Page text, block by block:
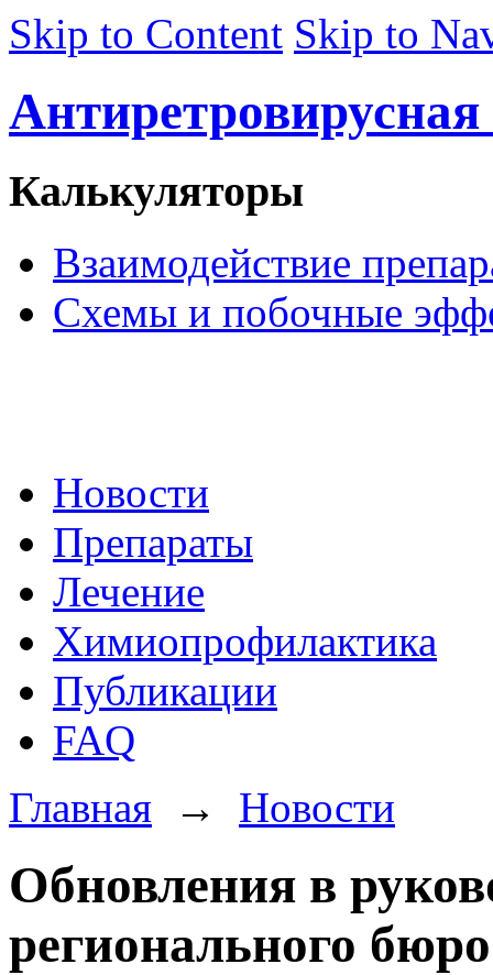
Skip to Content Skip to
Калькуляторы
Взаимодействие
Схемы и побочные
Новости
Препараты
Лечение
Химиопрофилактика
Публикации
FAQ
Главная → Новости
Обновления в
регионального